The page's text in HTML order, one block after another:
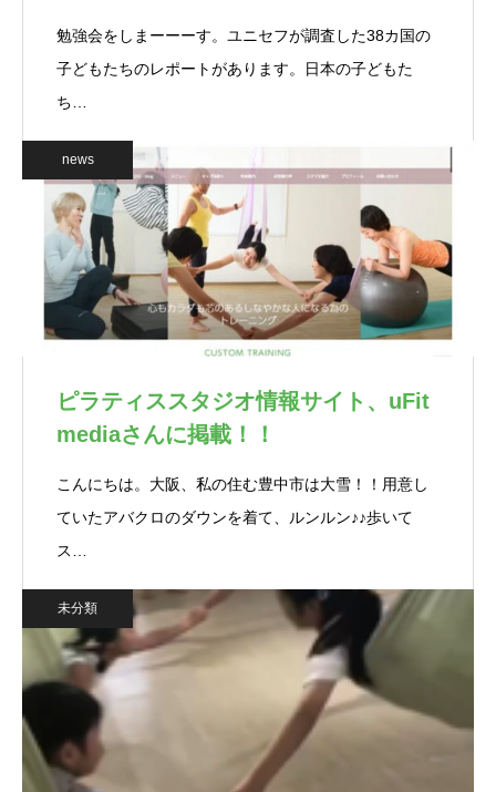
勉強会をしまーーーす。ユニセフが調査した38カ国の
子どもたちのレポートがあります。日本の子どもた
ち…
news
ピラティススタジオ情報サイト、uFit
mediaさんに掲載！！
こんにちは。大阪、私の住む豊中市は大雪！！用意し
ていたアバクロのダウンを着て、ルンルン♪♪歩いて
ス…
未分類